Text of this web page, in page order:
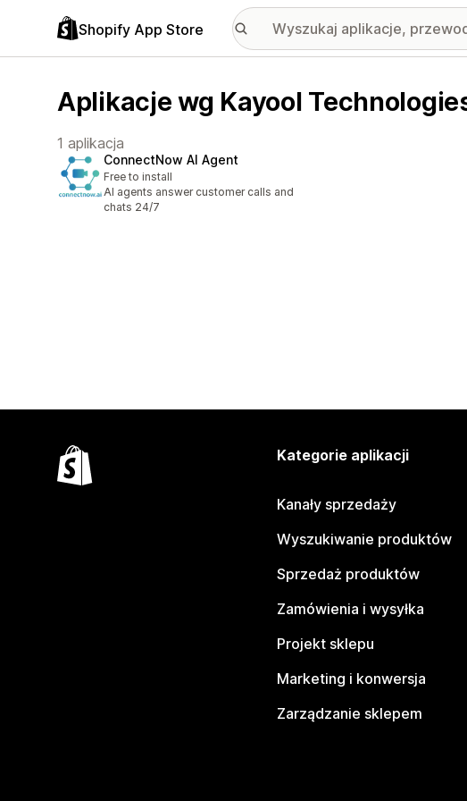
Shopify App Store
Aplikacje wg Kayool
1 aplikacja
ConnectNow AI Agent
Free to install
AI agents answer customer calls and
chats 24/7
Kategorie aplikacji
Kanały sprzedaży
Wyszukiwanie produktów
Sprzedaż produktów
Zamówienia i wysyłka
Projekt sklepu
Marketing i konwersja
Zarządzanie sklepem